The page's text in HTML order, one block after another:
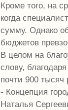
Кроме того, на
когда
сумму. Однако
бюджетов
В целом на
слову,
почти 900 тысяч
- Концепция
Наталья